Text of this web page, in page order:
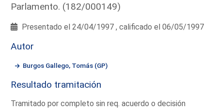
Parlamento. (182/000149)
Presentado el 24/04/1997 , calificado el 06/05/1997
Autor
Burgos Gallego, Tomás (GP)
Resultado tramitación
Tramitado por completo sin req. acuerdo o decisión